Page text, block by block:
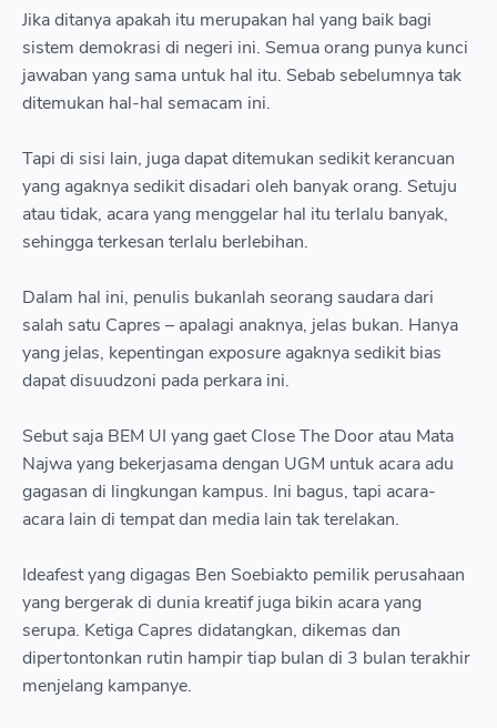
Jika ditanya apakah itu merupakan hal yang baik bagi
sistem demokrasi di negeri ini. Semua orang punya kunci
jawaban yang sama untuk hal itu. Sebab sebelumnya tak
ditemukan hal-hal semacam ini.
Tapi di sisi lain, juga dapat ditemukan sedikit kerancuan
yang agaknya sedikit disadari oleh banyak orang. Setuju
atau tidak, acara yang menggelar hal itu terlalu banyak,
sehingga terkesan terlalu berlebihan.
Dalam hal ini, penulis bukanlah seorang saudara dari
salah satu Capres – apalagi anaknya, jelas bukan. Hanya
yang jelas, kepentingan exposure agaknya sedikit bias
dapat disuudzoni pada perkara ini.
Sebut saja BEM UI yang gaet Close The Door atau Mata
Najwa yang bekerjasama dengan UGM untuk acara adu
gagasan di lingkungan kampus. Ini bagus, tapi acara-
acara lain di tempat dan media lain tak terelakan.
Ideafest yang digagas Ben Soebiakto pemilik perusahaan
yang bergerak di dunia kreatif juga bikin acara yang
serupa. Ketiga Capres didatangkan, dikemas dan
dipertontonkan rutin hampir tiap bulan di 3 bulan terakhir
menjelang kampanye.